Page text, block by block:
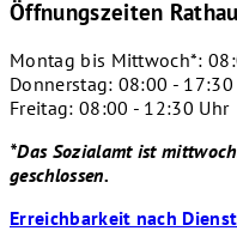
Öffnungszeiten
Montag bis Mittwoch*:
Donnerstag: 08:00 - 17:30
Freitag: 08:00 - 12:30 Uhr
*Das Sozialamt ist
geschlossen.
Erreichbarkeit nach